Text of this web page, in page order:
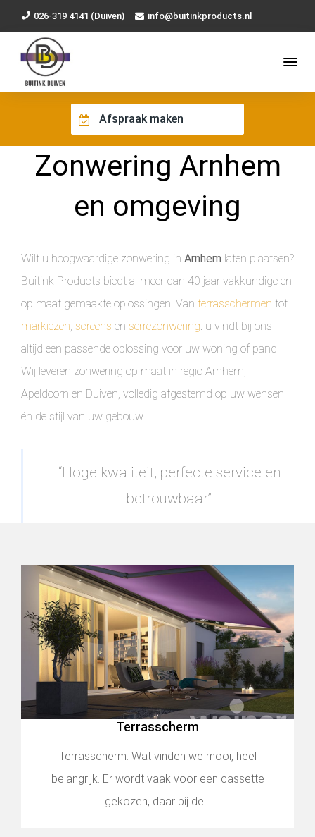
026-319 4141 (Duiven) info@buitinkproducts.nl
Afspraak maken
Zonwering Arnhem
en omgeving
Wilt u hoogwaardige zonwering in Arnhem laten plaatsen?
Buitink Products biedt al meer dan 40 jaar vakkundige en
op maat gemaakte oplossingen. Van terrasschermen tot
markiezen, screens en serrezonwering: u vindt bij ons
altijd een passende oplossing voor uw woning of pand.
Wij leveren zonwering op maat in regio Arnhem,
Apeldoorn en Duiven, volledig afgestemd op uw wensen
én de stijl van uw gebouw.
“Hoge kwaliteit, perfecte service en
betrouwbaar”
Terrasscherm
Terrasscherm. Wat vinden we mooi, heel
belangrijk. Er wordt vaak voor een cassette
gekozen, daar bij de...